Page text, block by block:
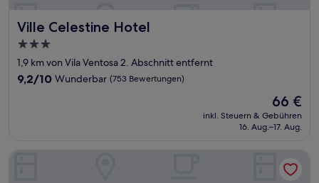
Ville Celestine Hotel
Ville Celestine Hotel
3.0-
Sterne-
Unterkunft
1,9 km von Vila Ventosa 2. Abschnitt entfernt
9.2
9,2/10 Wunderbar (753 Bewertungen)
Der
Preis
beträgt
66 €
inkl. Steuern & Gebühren
16. Aug.–17. Aug.